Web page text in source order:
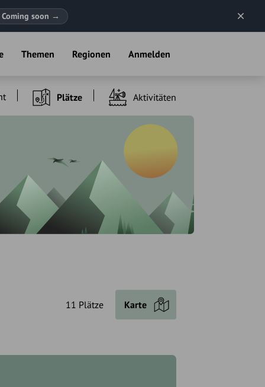
Coming soon →
Themen Regionen Anmelden
Plätze Aktivitäten
11 Plätze Karte